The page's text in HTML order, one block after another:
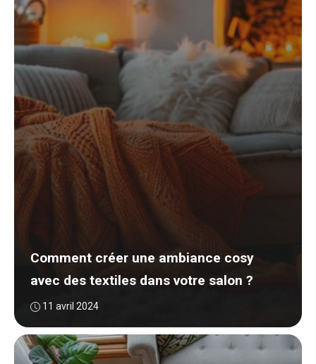
Comment créer une ambiance cosy
avec des textiles dans votre salon ?
11 avril 2024